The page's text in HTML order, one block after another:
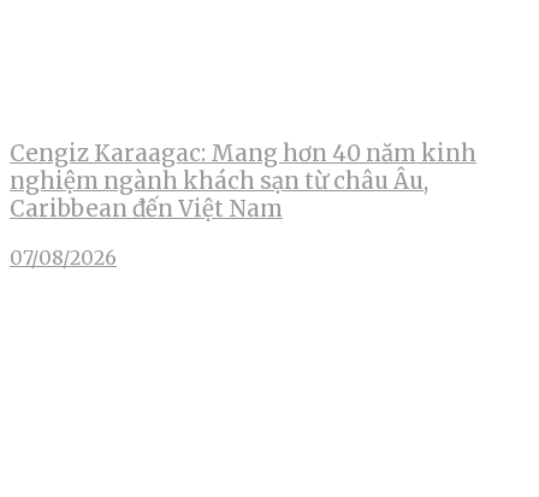
Cengiz Karaagac: Mang hơn 40 năm kinh
nghiệm ngành khách sạn từ châu Âu,
Caribbean đến Việt Nam
07/08/2026